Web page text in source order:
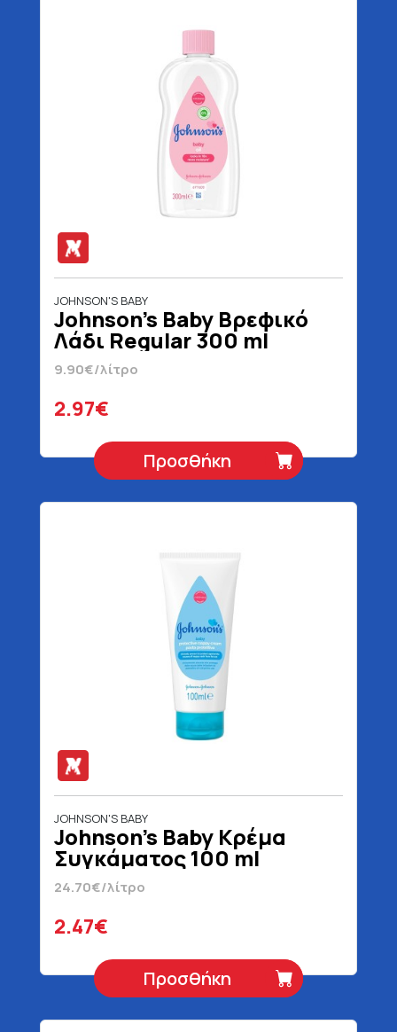
JOHNSON'S BABY
Johnson's Baby Βρεφικό
Λάδι Regular 300 ml
9.90€/λίτρο
2.97€
Προσθήκη
JOHNSON'S BABY
Johnson's Baby Κρέμα
Συγκάματος 100 ml
24.70€/λίτρο
2.47€
Προσθήκη